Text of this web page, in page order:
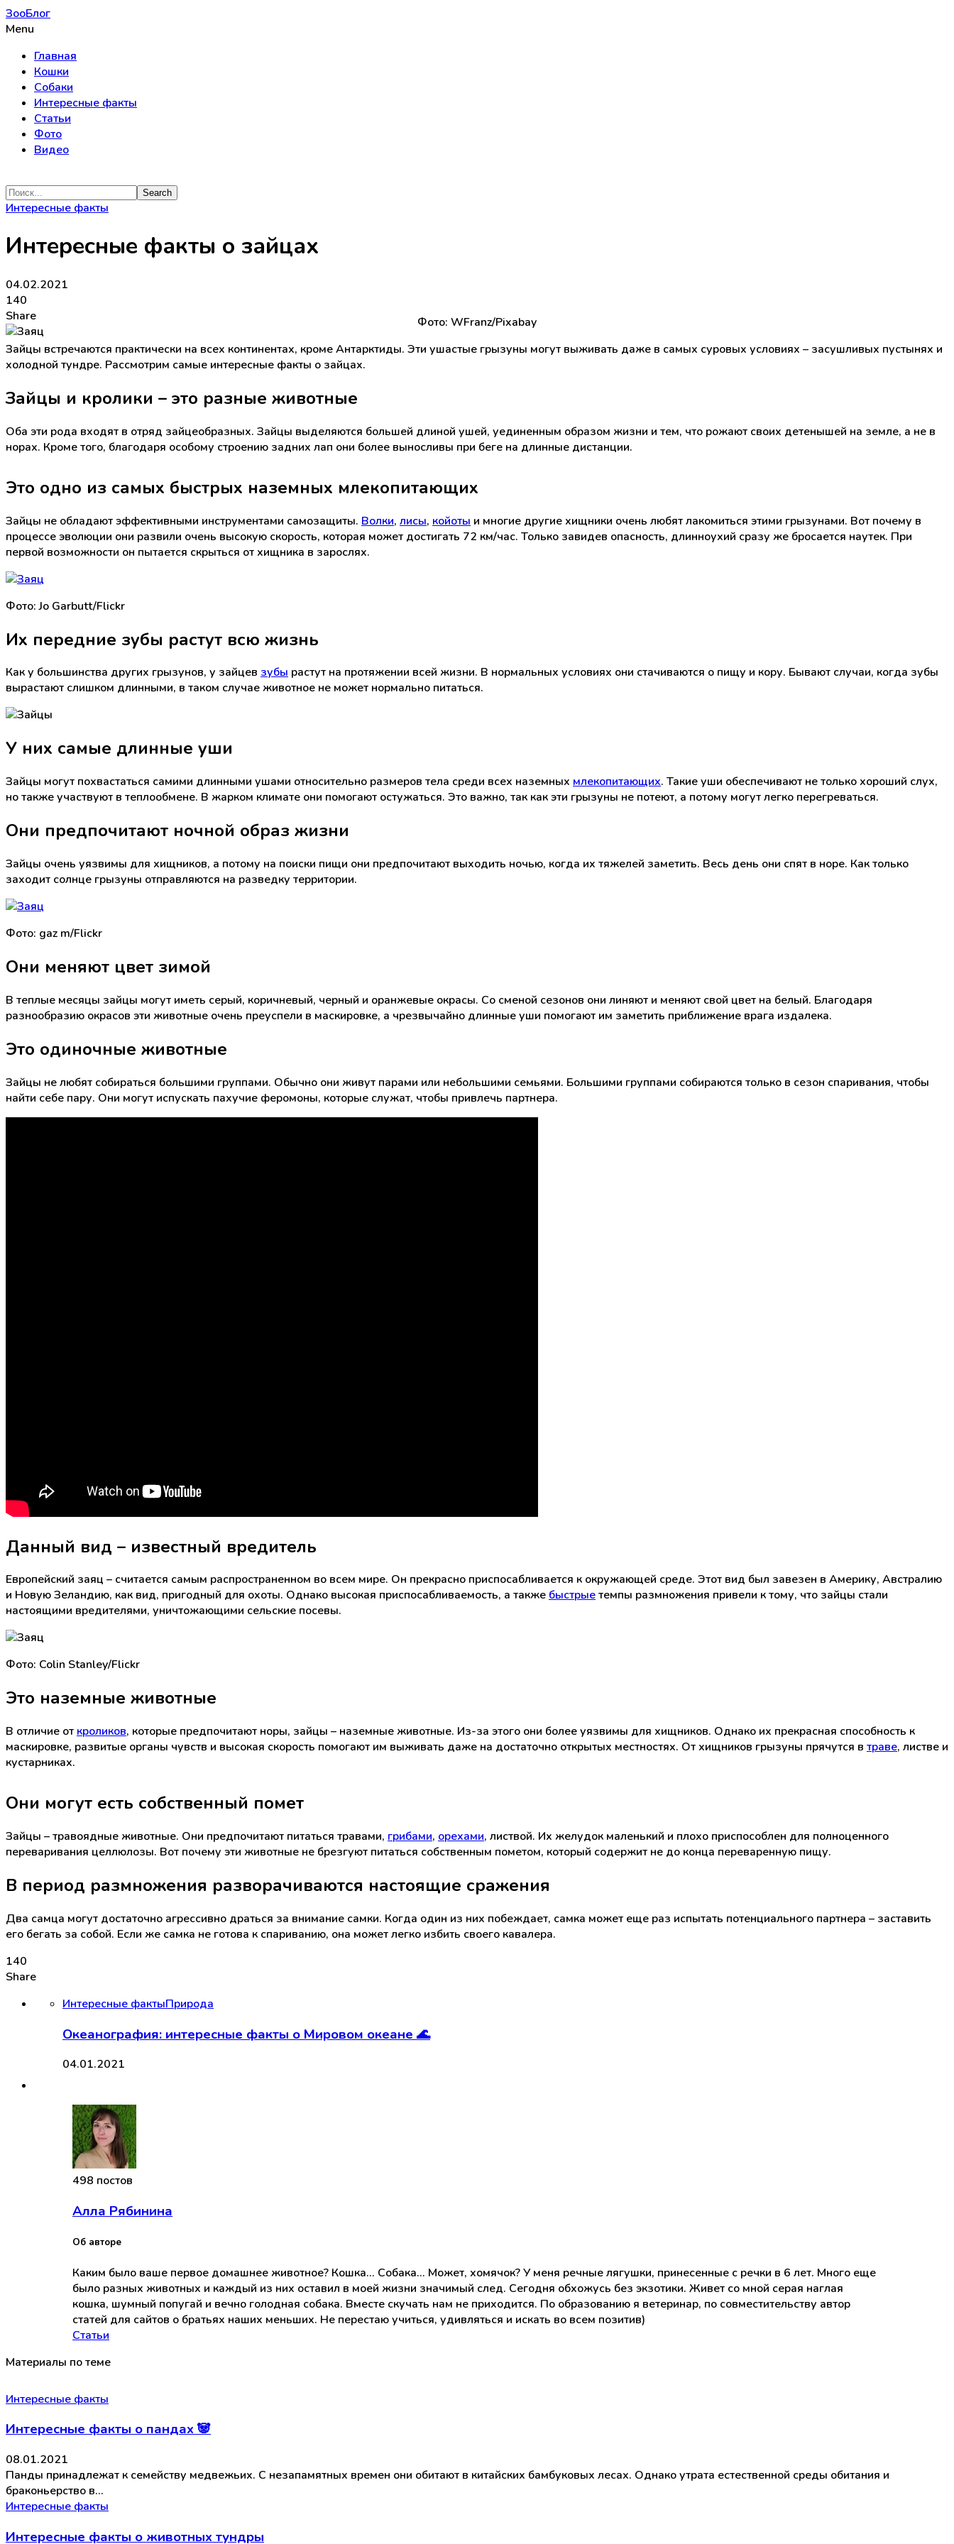
ЗооБлог
Menu
Главная
Кошки
Собаки
Интересные факты
Статьи
Фото
Видео
Интересные факты
Интересные факты о зайцах
04.02.2021
140
Share
Фото: WFranz/Pixabay
Зайцы встречаются практически на всех континентах, кроме Антарктиды. Эти ушастые грызуны могут выживать даже в самых суровых условиях – засушливых пустынях и
холодной тундре. Рассмотрим самые интересные факты о зайцах.
Зайцы и кролики – это разные животные
Оба эти рода входят в отряд зайцеобразных. Зайцы выделяются большей длиной ушей, уединенным образом жизни и тем, что рожают своих детенышей на земле, а не в
норах. Кроме того, благодаря особому строению задних лап они более выносливы при беге на длинные дистанции.
Это одно из самых быстрых наземных млекопитающих
Зайцы не обладают эффективными инструментами самозащиты. Волки, лисы, койоты и многие другие хищники очень любят лакомиться этими грызунами. Вот почему в
процессе эволюции они развили очень высокую скорость, которая может достигать 72 км/час. Только завидев опасность, длинноухий сразу же бросается наутек. При
первой возможности он пытается скрыться от хищника в зарослях.
Фото: Jo Garbutt/Flickr
Их передние зубы растут всю жизнь
Как у большинства других грызунов, у зайцев зубы растут на протяжении всей жизни. В нормальных условиях они стачиваются о пищу и кору. Бывают случаи, когда зубы
вырастают слишком длинными, в таком случае животное не может нормально питаться.
У них самые длинные уши
Зайцы могут похвастаться самими длинными ушами относительно размеров тела среди всех наземных млекопитающих. Такие уши обеспечивают не только хороший слух,
но также участвуют в теплообмене. В жарком климате они помогают остужаться. Это важно, так как эти грызуны не потеют, а потому могут легко перегреваться.
Они предпочитают ночной образ жизни
Зайцы очень уязвимы для хищников, а потому на поиски пищи они предпочитают выходить ночью, когда их тяжелей заметить. Весь день они спят в норе. Как только
заходит солнце грызуны отправляются на разведку территории.
Фото: gaz m/Flickr
Они меняют цвет зимой
В теплые месяцы зайцы могут иметь серый, коричневый, черный и оранжевые окрасы. Со сменой сезонов они линяют и меняют свой цвет на белый. Благодаря
разнообразию окрасов эти животные очень преуспели в маскировке, а чрезвычайно длинные уши помогают им заметить приближение врага издалека.
Это одиночные животные
Зайцы не любят собираться большими группами. Обычно они живут парами или небольшими семьями. Большими группами собираются только в сезон спаривания, чтобы
найти себе пару. Они могут испускать пахучие феромоны, которые служат, чтобы привлечь партнера.
Данный вид – известный вредитель
Европейский заяц – считается самым распространенном во всем мире. Он прекрасно приспосабливается к окружающей среде. Этот вид был завезен в Америку, Австралию
и Новую Зеландию, как вид, пригодный для охоты. Однако высокая приспосабливаемость, а такжебыстрыетемпы размножения привели к тому, что зайцы стали
настоящими вредителями, уничтожающими сельские посевы.
Фото: Colin Stanley/Flickr
Это наземные животные
В отличие от кроликов, которые предпочитают норы, зайцы – наземные животные. Из-за этого они более уязвимы для хищников. Однако их прекрасная способность к
маскировке, развитые органы чувств и высокая скорость помогают им выживать даже на достаточно открытых местностях. От хищников грызуны прячутся в траве, листве и
кустарниках.
Они могут есть собственный помет
Зайцы – травоядные животные. Они предпочитают питаться травами, грибами, орехами, листвой. Их желудок маленький и плохо приспособлен для полноценного
переваривания целлюлозы. Вот почему эти животные не брезгуют питаться собственным пометом, который содержит не до конца переваренную пищу.
В период размножения разворачиваются настоящие сражения
Два самца могут достаточно агрессивно драться за внимание самки. Когда один из них побеждает, самка может еще раз испытать потенциального партнера – заставить
его бегать за собой. Если же самка не готова к спариванию, она может легко избить своего кавалера.
140
Share
Интересные фактыПрирода
Океанография: интересные факты о Мировом океане 🌊
04.01.2021
498 постов
Алла Рябинина
Об авторе
Каким было ваше первое домашнее животное? Кошка... Собака... Может, хомячок? У меня речные лягушки, принесенные с речки в 6 лет. Много еще
было разных животных и каждый из них оставил в моей жизни значимый след. Сегодня обхожусь без экзотики. Живет со мной серая наглая
кошка, шумный попугай и вечно голодная собака. Вместе скучать нам не приходится. По образованию я ветеринар, по совместительству автор
статей для сайтов о братьях наших меньших. Не перестаю учиться, удивляться и искать во всем позитив)
Статьи
Материалы по теме
Интересные факты
Интересные факты о пандах 🐼
08.01.2021
Панды принадлежат к семейству медвежьих. С незапамятных времен они обитают в китайских бамбуковых лесах. Однако утрата естественной среды обитания и
браконьерство в…
Интересные факты
Интересные факты о животных тундры